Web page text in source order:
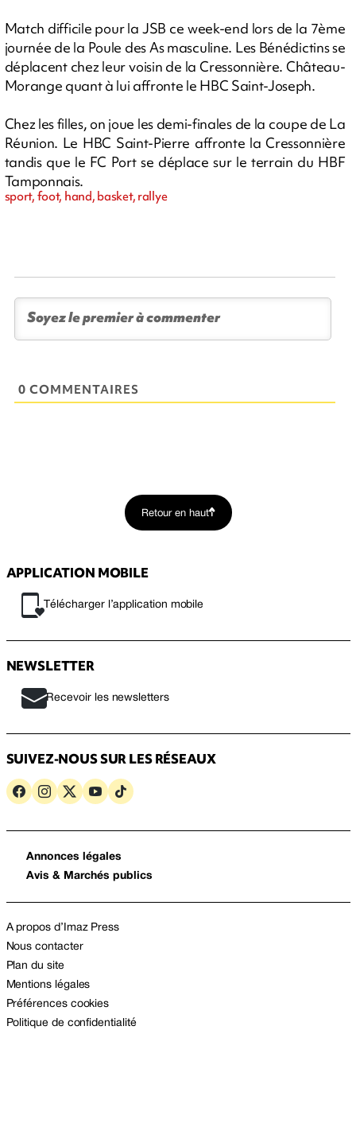
Match difficile pour la JSB ce week-end lors de la 7ème
journée de la Poule des As masculine. Les Bénédictins se
déplacent chez leur voisin de la Cressonnière. Château-
Morange quant à lui affronte le HBC Saint-Joseph.
Chez les filles, on joue les demi-finales de la coupe de La
Réunion. Le HBC Saint-Pierre affronte la Cressonnière
tandis que le FC Port se déplace sur le terrain du HBF
Tamponnais.
sport, foot, hand, basket, rallye
0 COMMENTAIRES
Retour en haut
APPLICATION MOBILE
Télécharger l’application mobile
NEWSLETTER
Recevoir les newsletters
SUIVEZ-NOUS SUR LES RÉSEAUX
Annonces légales
Avis & Marchés publics
A propos d’Imaz Press
Nous contacter
Plan du site
Mentions légales
Préférences cookies
Politique de confidentialité